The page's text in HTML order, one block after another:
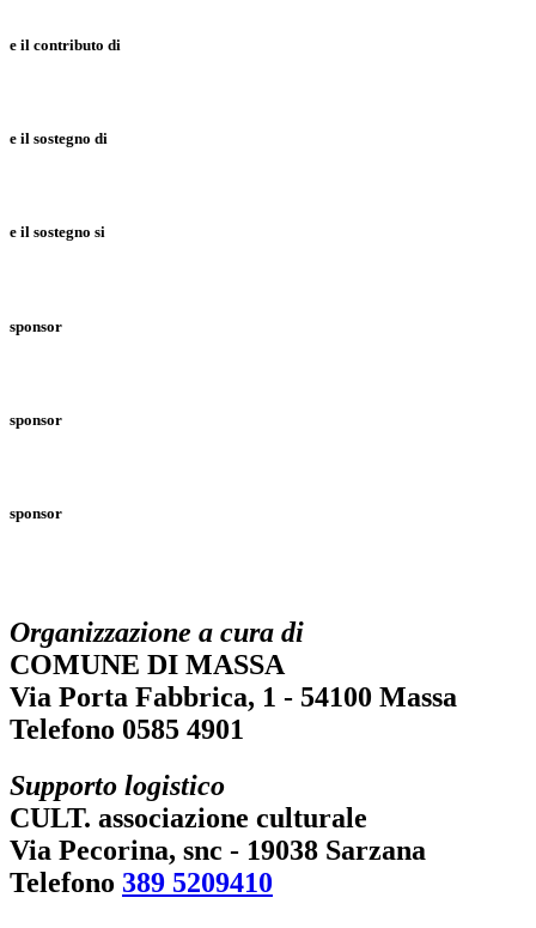
e il contributo di
e il sostegno di
e il sostegno si
sponsor
sponsor
sponsor
Organizzazione a cura di
COMUNE DI MASSA
Via Porta Fabbrica, 1 - 54100 Massa
Telefono 0585 4901
Supporto logistico
CULT. associazione culturale
Via Pecorina, snc - 19038 Sarzana
Telefono 389 5209410